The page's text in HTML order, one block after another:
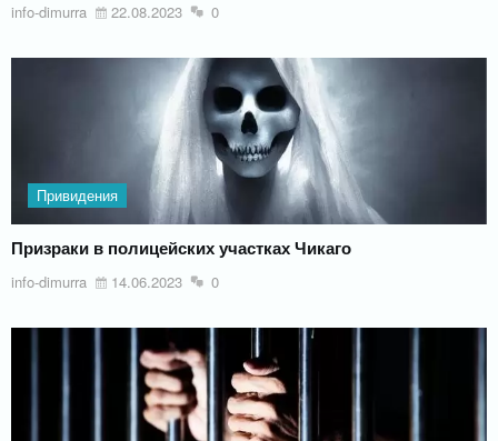
info-dimurra 22.08.2023 0
Привидения
Призраки в полицейских участках Чикаго
info-dimurra 14.06.2023 0